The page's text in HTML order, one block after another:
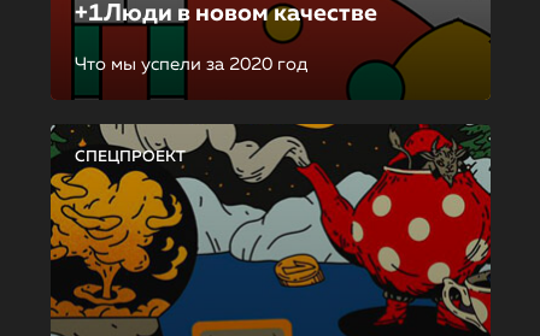
+1Люди в новом качестве
Что мы успели за 2020 год
СПЕЦПРОЕКТ